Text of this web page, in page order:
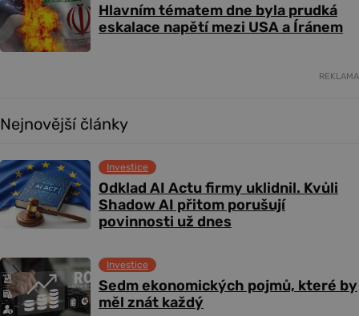
Hlavním tématem dne byla prudká
eskalace napětí mezi USA a Íránem
REKLAMA
Nejnovější články
Odklad AI Actu firmy uklidnil. Kvůli
Shadow AI přitom porušují
povinnosti už dnes
Investice
Sedm ekonomických pojmů, které by
měl znát každý
Investice